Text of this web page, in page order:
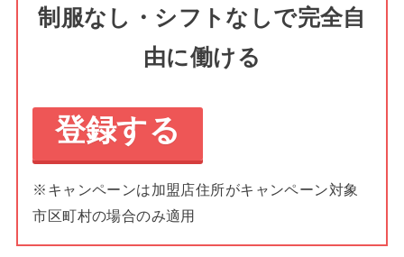
制服なし・シフトなしで完全自
由に働ける
登録する
※キャンペーンは加盟店住所がキャンペーン対象
市区町村の場合のみ適用